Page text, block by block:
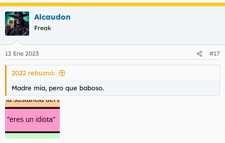
a
c
c
i
e
s
Alcaudon
Freak
12 Ene 2023 #17
2022 rebuznó:
Madre mía, pero que baboso.